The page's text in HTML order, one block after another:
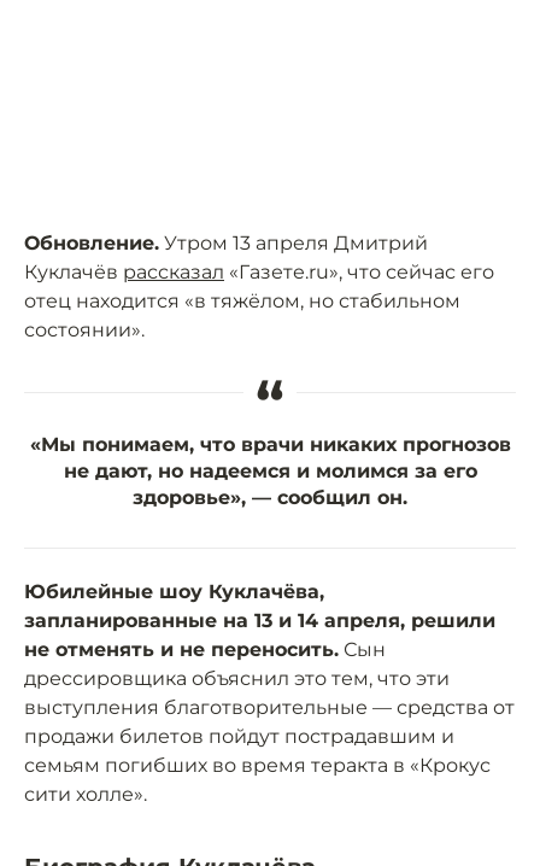
Обновление. Утром 13 апреля Дмитрий
Куклачёв рассказал «Газете.ru», что сейчас его
отец находится «в тяжёлом, но стабильном
состоянии».
“
«Мы понимаем, что врачи никаких прогнозов
не дают, но надеемся и молимся за его
здоровье», — сообщил он.
Юбилейные шоу Куклачёва,
запланированные на 13 и 14 апреля, решили
не отменять и не переносить. Сын
дрессировщика объяснил это тем, что эти
выступления благотворительные — средства от
продажи билетов пойдут пострадавшим и
семьям погибших во время теракта в «Крокус
сити холле».